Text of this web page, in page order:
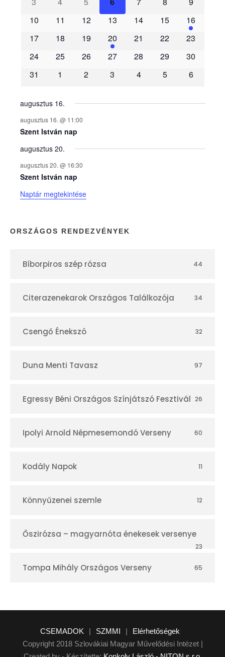
m
é
n
y
e
k
n
a
p
r
10
11 12 13 14 15
16
17
18 19 20 21 22
23
24
25 26 27 28 29
30
31
1 2 3 4 5 6
augusztus 16.
augusztus 16. @ 11:00
Szent István nap
augusztus 20.
augusztus 20. @ 16:30
Szent István nap
Naptár megtekintése
ORSZÁGOS RENDEZVÉNYEK
Bíborpiros szép rózsa 44
Citerazenekarok Országos Találkozója 34
Csengő Énekszó 32
Duna Menti Tavasz 97
Egressy Béni Országos Színjátszó Fesztivál 26
Ipolyi Arnold Népmesemondó Verseny 60
Kodály Napok 11
Könnyűzenei szemle 12
Őszirózsa – magyarnóta énekesek versenye
23
Tompa Mihály Országos Verseny 65
CSEMADOK | SZMMI |
Elérhetőségek
Copyright 2018 Szlovákiai Magyar Művelődési Intézet |